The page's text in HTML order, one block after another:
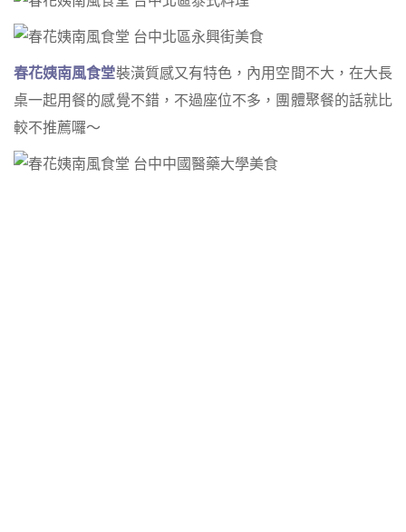
春花姨南風食堂裝潢質感又有特色，內用空間不大，在大長
桌一起用餐的感覺不錯，不過座位不多，團體聚餐的話就比
較不推薦囉～